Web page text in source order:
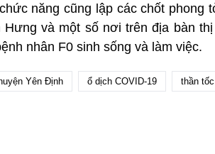
năng cũng lập các chốt phong
và một số nơi trên địa bàn
nhân F0 sinh sống và làm việc.
Yên Định ổ dịch COVID-19 thần